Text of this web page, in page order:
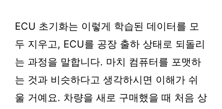
ECU 초기화는 이렇게 학습된 데이터를 모
두 지우고, ECU를 공장 출하 상태로 되돌리
는 과정을 말합니다. 마치 컴퓨터를 포맷하
는 것과 비슷하다고 생각하시면 이해가 쉬
울 거예요. 차량을 새로 구매했을 때 처음 상